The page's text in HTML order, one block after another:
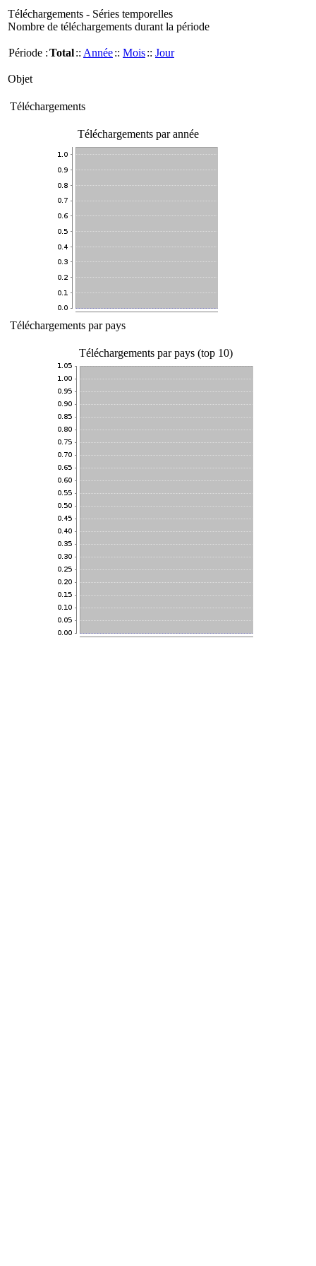
Téléchargements - Séries temporelles
Nombre de téléchargements durant la période
Période :Total:: Année:: Mois:: Jour
Objet
Téléchargements
Téléchargements par année
Téléchargements par pays
Téléchargements par pays (top 10)